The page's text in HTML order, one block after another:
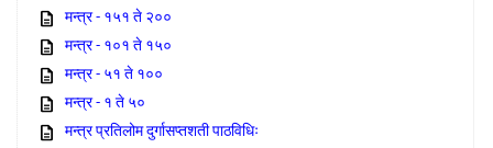
मन्त्र - १५१ ते २००
मन्त्र - १०१ ते १५०
मन्त्र - ५१ ते १००
मन्त्र - १ ते ५०
मन्त्र प्रतिलोम दुर्गासप्तशती पाठविधिः